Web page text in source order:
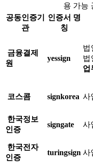
용 가능
공동인증기
관
인증서 명
칭
금융결제
원
yessign
법
법
업
코스콤 signkorea 사
한국정보
인증
signgate 사
한국전자
인증
turingsign 사